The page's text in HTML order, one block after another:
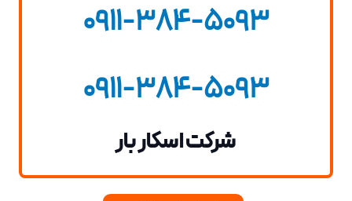
0911-384-5093
0911-384-5093
شرکت اسکار بار